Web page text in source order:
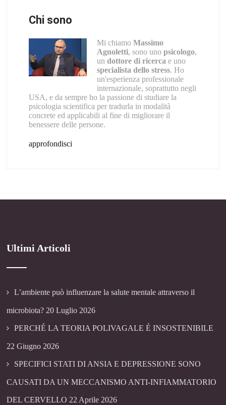
Chi sono
Mi chiamo Massimo
Agnoletti, sono uno psicologo,
un dottore di ricerca e uno
specialista dello stress. Ho
un'esperienza professionale
internazionale, soprattutto negli
USA, e da sempre ho la passione di studiare la
psicologia scientifica per tradurla in modalità
concrete ed applicabili al fine di migliorare il
benessere delle persone.
approfondisci
Ultimi Articoli
L’ambiente può influenzare la salute mentale attraverso il
microbiota? 20 Luglio 2026
PERCHÉ LA TEORIA POLIVAGALE É INSOSTENIBILE
22 Giugno 2026
SPECIFICI STATI DI ANSIA E DEPRESSIONE SONO
CAUSATI DA UN MECCANISMO ANTI-INFIAMMATORIO
DEL CERVELLO 22 Aprile 2026